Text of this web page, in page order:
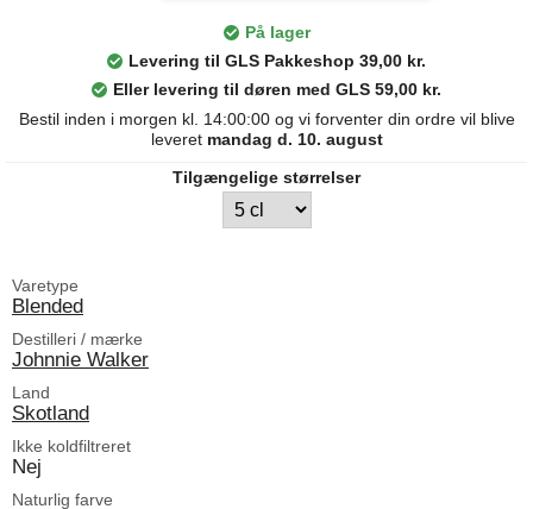
På lager
Levering til GLS Pakkeshop 39,00 kr.
Eller levering til døren med GLS 59,00 kr.
Bestil inden i morgen kl. 14:00:00 og vi forventer din ordre vil blive
leveret mandag d. 10. august
Tilgængelige størrelser
Varetype
Blended
Destilleri / mærke
Johnnie Walker
Land
Skotland
Ikke koldfiltreret
Nej
Naturlig farve